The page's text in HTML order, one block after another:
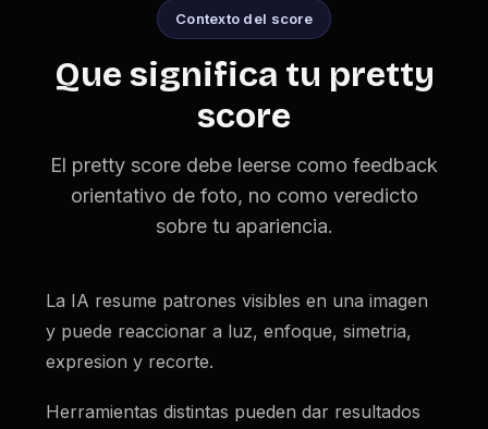
Contexto del score
Que significa tu pretty
score
El pretty score debe leerse como feedback
orientativo de foto, no como veredicto
sobre tu apariencia.
La IA resume patrones visibles en una imagen
y puede reaccionar a luz, enfoque, simetria,
expresion y recorte.
Herramientas distintas pueden dar resultados